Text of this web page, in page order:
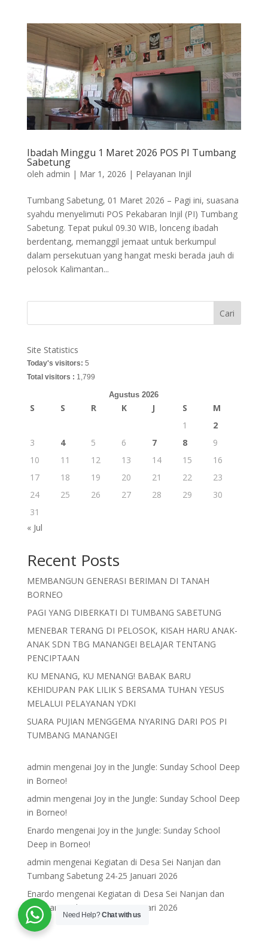
Ibadah Minggu 1 Maret 2026 POS PI Tumbang
Sabetung
oleh admin | Mar 1, 2026 | Pelayanan Injil
Tumbang Sabetung, 01 Maret 2026 – Pagi ini, suasana
syahdu menyelimuti POS Pekabaran Injil (PI) Tumbang
Sabetung. Tepat pukul 09.30 WIB, lonceng ibadah
berdentang, memanggil jemaat untuk berkumpul
dalam persekutuan yang hangat meski berada jauh di
pelosok Kalimantan...
Cari
Site Statistics
Today's visitors: 5
Total visitors : 1,799
Agustus 2026
S S R K J S
M
1
2
3
4 5 6 7 8
9
10
11 12 13 14 15
16
17
18 19 20 21 22
23
24
25 26 27 28 29
30
31
« Jul
Recent Posts
MEMBANGUN GENERASI BERIMAN DI TANAH
BORNEO
PAGI YANG DIBERKATI DI TUMBANG SABETUNG
MENEBAR TERANG DI PELOSOK, KISAH HARU ANAK-
ANAK SDN TBG MANANGEI BELAJAR TENTANG
PENCIPTAAN
KU MENANG, KU MENANG! BABAK BARU
KEHIDUPAN PAK LILIK S BERSAMA TUHAN YESUS
MELALUI PELAYANAN YDKI
SUARA PUJIAN MENGGEMA NYARING DARI POS PI
TUMBANG MANANGEI
admin mengenai Joy in the Jungle: Sunday School Deep
in Borneo!
admin mengenai Joy in the Jungle: Sunday School Deep
in Borneo!
Enardo mengenai Joy in the Jungle: Sunday School
Deep in Borneo!
admin mengenai Kegiatan di Desa Sei Nanjan dan
Tumbang Sabetung 24-25 Januari 2026
Enardo mengenai Kegiatan di Desa Sei Nanjan dan
Tumbang Sabetung 24-25 Januari 2026
Need Help?Chat with us